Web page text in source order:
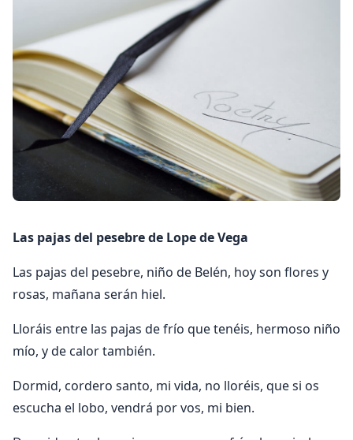
Las pajas del pesebre de Lope de Vega
Las pajas del pesebre, niño de Belén, hoy son flores y
rosas, mañana serán hiel.
Lloráis entre las pajas de frío que tenéis, hermoso niño
mío, y de calor también.
Dormid, cordero santo, mi vida, no lloréis, que si os
escucha el lobo, vendrá por vos, mi bien.